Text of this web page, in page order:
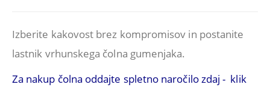
Izberite kakovost brez kompromisov in postanite
lastnik vrhunskega čolna gumenjaka.
Za nakup čolna oddajte spletno naročilo zdaj - klik